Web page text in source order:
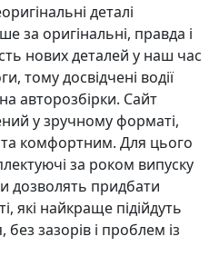
деталі
за оригінальні, правда і
нових деталей у наш час
тому досвідчені водії
авторозбірки. Сайт
у зручному форматі,
комфортним. Для цього
за роком випуску
дозволять придбати
які найкраще підійдуть
без зазорів і проблем із